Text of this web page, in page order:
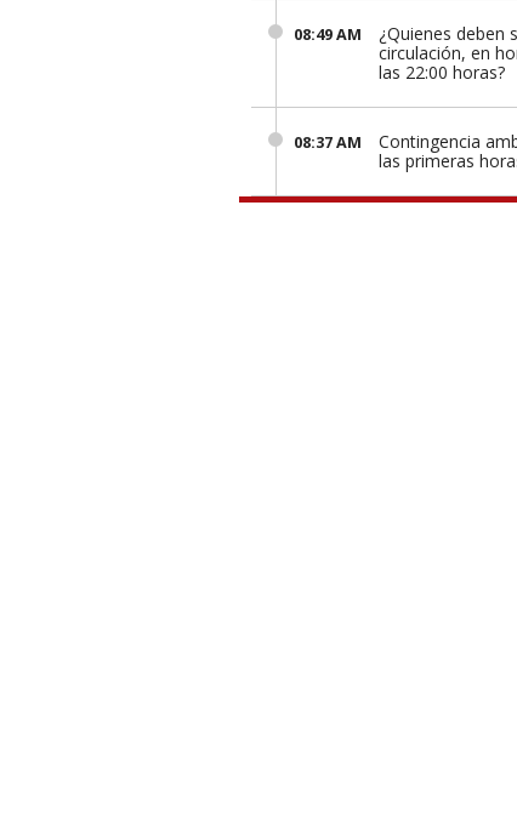
08:37 AM
Contingencia
las primeras
08:49 AM
¿Quienes deben
circulación, en
las 22:00 horas?